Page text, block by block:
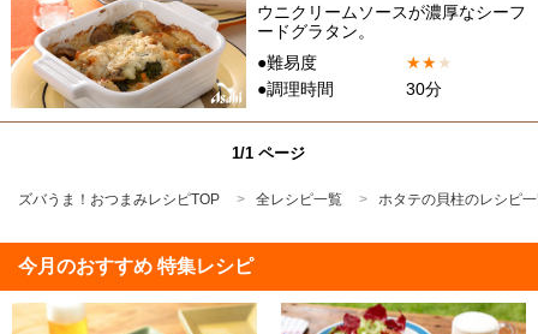
ウニクリームソースが濃厚なシーフ
ードグラタン。
●難易度
★★★
●調理時間
30分
1/1 ページ
ズバうま！おつまみレシピTOP 全レシピ一覧 ホタテの貝柱のレシピ
今月のおすすめ 特集レシピ